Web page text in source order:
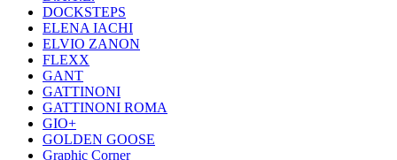
DOCKSTEPS
ELENA IACHI
ELVIO ZANON
FLEXX
GANT
GATTINONI
GATTINONI ROMA
GIO+
GOLDEN GOOSE
Graphic Corner